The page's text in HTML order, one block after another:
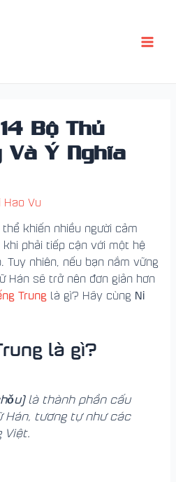
Bộ Thủ
Và Ý Nghĩa
Hao Vu
khiến nhiều người cảm
phải tiếp cận với một hệ
nhiên, nếu bạn nắm vững
Hán sẽ trở nên đơn giản hơn
Trung là gì? Hãy cùng Ni
là gì?
là thành phần cấu
Hán, tương tự như các
Việt.